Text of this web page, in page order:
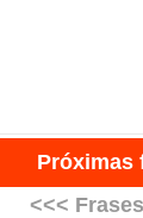
Próximas
<<<